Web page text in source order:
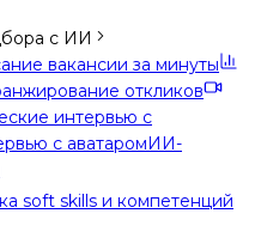
с ИИ
вакансии за минуты
откликов
интервью с
с аватаромИИ-
soft skills и компетенций